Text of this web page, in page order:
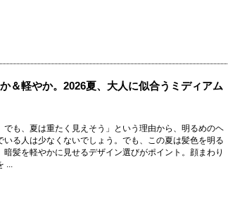
＆軽やか。2026夏、大人に似合うミディアム
でも、夏は重たく見えそう」という理由から、明るめのヘ
いる人は少なくないでしょう。でも、この夏は髪色を明る
暗髪を軽やかに見せるデザイン選びがポイント。顔まわり
...